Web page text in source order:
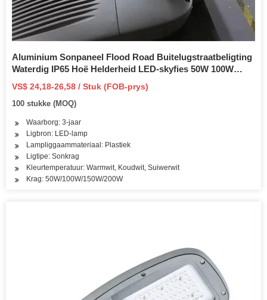
Aluminium Sonpaneel Flood Road Buitelugstraatbeligting
Waterdig IP65 Hoë Helderheid LED-skyfies 50W 100W
150W 200W Alles in een Solar Straatlig
VS$ 24,18-26,58 / Stuk (FOB-prys)
100 stukke (MOQ)
Waarborg: 3-jaar
Ligbron: LED-lamp
Lampliggaammateriaal: Plastiek
Ligtipe: Sonkrag
Kleurtemperatuur: Warmwit, Koudwit, Suiwerwit
Krag: 50W/100W/150W/200W